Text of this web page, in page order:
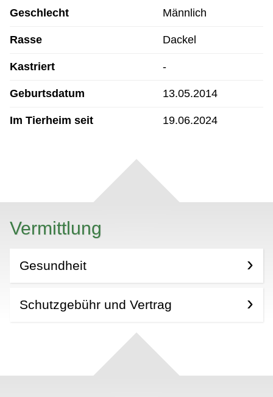
Geschlecht Männlich
Rasse Dackel
Kastriert -
Geburtsdatum 13.05.2014
Im Tierheim seit 19.06.2024
Vermittlung
Gesundheit
Schutzgebühr und Vertrag